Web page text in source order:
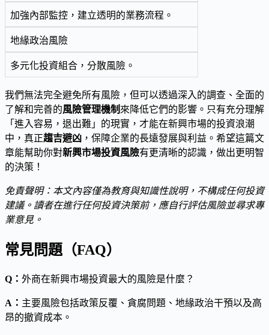
加強內部監控，建立透明的業務流程。
地緣政治風險
多元化投資組合，分散風險。
我們無法完全避免所有風險，但可以透過深入的調查、全面的
了解和完善的風險管理機制 來降低它們的影響。只有充分理解
「進入容易，退出難」的現實，才能在新興市場的投資浪潮
中，真正趨吉避凶 ，保障企業的長遠發展與利益。希望這篇文
章能幫助你對新興市場投資風險有更清晰的認識，做出更明智
的決策！
免責聲明：本文內容僅為教育與知識性說明，不構成任何投資
建議。讀者在進行任何投資決策前，應自行評估風險並尋求專
業意見。
常見問題（FAQ）
Q： 外商在新興市場投資最大的風險是什麼？
A： 主要風險包括政策反覆、貪腐問題、地緣政治干預以及高
昂的撤資成本。